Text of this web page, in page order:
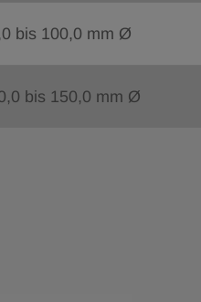
bis 100,0 mm Ø
bis 150,0 mm Ø